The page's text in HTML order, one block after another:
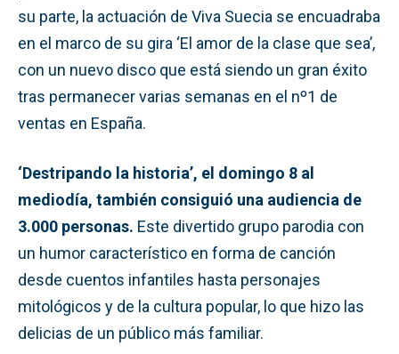
su parte, la actuación de Viva Suecia se encuadraba
en el marco de su gira ‘El amor de la clase que sea’,
con un nuevo disco que está siendo un gran éxito
tras permanecer varias semanas en el nº1 de
ventas en España.
‘Destripando la historia’, el domingo 8 al
mediodía, también consiguió una audiencia de
3.000 personas. Este divertido grupo parodia con
un humor característico en forma de canción
desde cuentos infantiles hasta personajes
mitológicos y de la cultura popular, lo que hizo las
delicias de un público más familiar.